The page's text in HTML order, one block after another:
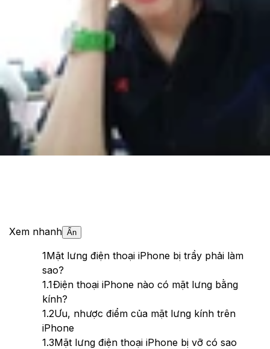
Nguyễn Phan Thảo Nguyên
26/09/2024
Cập nhật: 26/09/2024
Theo dõi XTMobile trên
Xem nhanh Ẩn
1Mặt lưng điện thoại iPhone bị trầy phải làm
sao?
1.1Điện thoại iPhone nào có mặt lưng bằng
kính?
1.2Ưu, nhược điểm của mặt lưng kính trên
iPhone
1.3Mặt lưng điện thoại iPhone bị vỡ có sao